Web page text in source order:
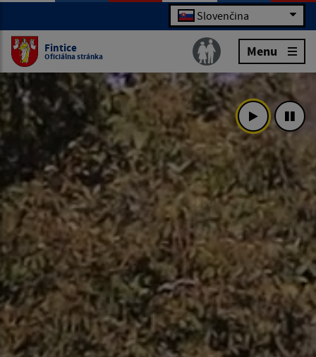
Slovenčina
Fintice
Oficiálna stránka Menu